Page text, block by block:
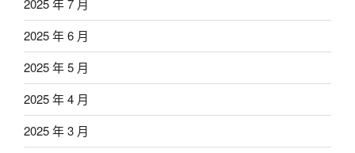
2025 年 7 月
2025 年 6 月
2025 年 5 月
2025 年 4 月
2025 年 3 月